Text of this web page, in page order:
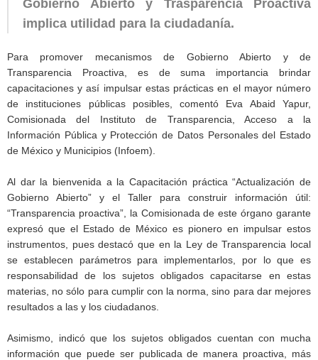
Gobierno Abierto y Trasparencia Proactiva
implica utilidad para la ciudadanía.
Para promover mecanismos de Gobierno Abierto y de
Transparencia Proactiva, es de suma importancia brindar
capacitaciones y así impulsar estas prácticas en el mayor número
de instituciones públicas posibles, comentó Eva Abaid Yapur,
Comisionada del Instituto de Transparencia, Acceso a la
Información Pública y Protección de Datos Personales del Estado
de México y Municipios (Infoem).
Al dar la bienvenida a la Capacitación práctica “Actualización de
Gobierno Abierto” y el Taller para construir información útil:
“Transparencia proactiva”, la Comisionada de este órgano garante
expresó que el Estado de México es pionero en impulsar estos
instrumentos, pues destacó que en la Ley de Transparencia local
se establecen parámetros para implementarlos, por lo que es
responsabilidad de los sujetos obligados capacitarse en estas
materias, no sólo para cumplir con la norma, sino para dar mejores
resultados a las y los ciudadanos.
Asimismo, indicó que los sujetos obligados cuentan con mucha
información que puede ser publicada de manera proactiva, más